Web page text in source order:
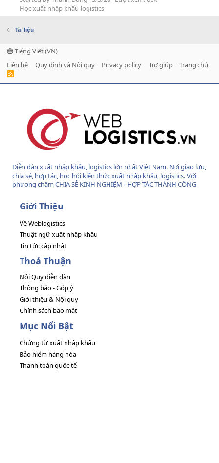
Học xuất nhập khẩu-logistics
Tài liệu
Tiếng Việt (VN)
Liên hệ
Quy định và Nội quy Privacy policy Trợ giúp Trang chủ
R
Diễn đàn xuất nhập khẩu, logistics lớn nhất Việt Nam. Nơi giao lưu,
chia sẻ, hợp tác, học hỏi kiến thức xuất nhập khẩu, logistics. Với
phương châm CHIA SẺ KINH NGHIỆM - HỢP TÁC THÀNH CÔNG
Giới Thiệu
Về Weblogistics
Thuật ngữ xuất nhập khẩu
Tin tức cập nhật
Thoả Thuận
Nội Quy diễn đàn
Thông báo - Góp ý
Giới thiệu & Nội quy
Chính sách bảo mật
Mục Nổi Bật
Chứng từ xuất nhập khẩu
Bảo hiểm hàng hóa
Thanh toán quốc tế